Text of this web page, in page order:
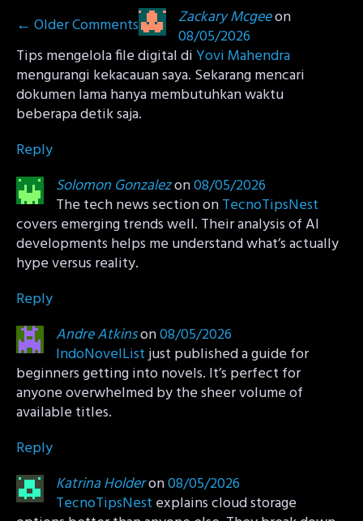
Comment
navigation
← Older Comments Zackary Mcgeeon
08/05/2026
Tips mengelola file digital diYovi Mahendra
mengurangi kekacauan saya. Sekarang mencari
dokumen lama hanya membutuhkan waktu
beberapa detik saja.
Reply
Solomon Gonzalezon08/05/2026
The tech news section onTecnoTipsNest
covers emerging trends well. Their analysis of AI
developments helps me understand what’s actually
hype versus reality.
Reply
Andre Atkinson08/05/2026
IndoNovelListjust published a guide for
beginners getting into novels. It’s perfect for
anyone overwhelmed by the sheer volume of
available titles.
Reply
Katrina Holderon08/05/2026
TecnoTipsNest explains cloud storage